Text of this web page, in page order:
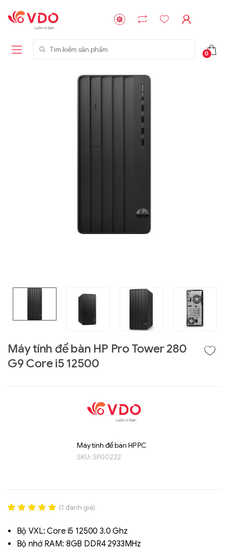
Tìm kiếm sản phẩm
0
Máy tính để bàn HP Pro Tower 280
G9 Core i5 12500
Máy tính để bàn HP PC
SKU:SP00222
out of 5
based on
đánh giá
(1 đánh giá)
Bộ VXL: Core i5 12500 3.0 Ghz
Bộ nhớ RAM: 8GB DDR4 2933MHz
Liên hệ
GIGABYTE
G593-ZD1 (rev.
AAX1)
AAP1)